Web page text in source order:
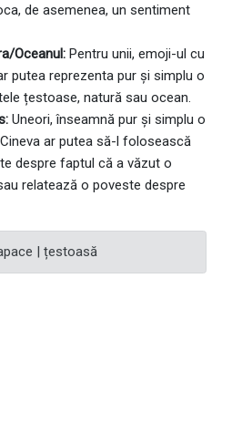
de asemenea, un sentiment
Oceanul: Pentru unii, emoji-ul cu
putea reprezenta pur și simplu o
țestoase, natură sau ocean.
Uneori, înseamnă pur și simplu o
ar putea să-l folosească
despre faptul că a văzut o
relatează o poveste despre
| țestoasă